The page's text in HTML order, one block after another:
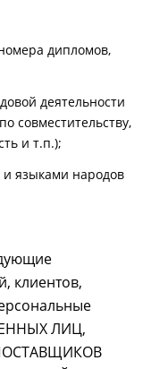
дипломов,
деятельности
совместительству,
и т.п.);
языками народов
клиентов,
ЛИЦ,